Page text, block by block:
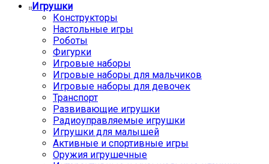
Игрушки
Конструкторы
Настольные игры
Роботы
Фигурки
Игровые наборы
Игровые наборы для мальчиков
Игровые наборы для девочек
Транспорт
Развивающие игрушки
Радиоуправляемые игрушки
Игрушки для малышей
Активные и спортивные игры
Оружия игрушечные